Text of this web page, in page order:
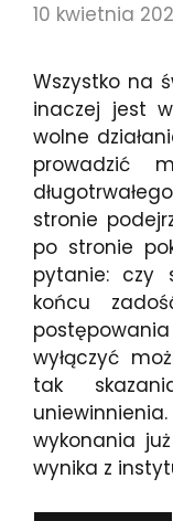
10 kwietnia
Wszystko na
inaczej jest
wolne
prowadzić
stronie
po stronie
pytanie: czy
końcu
wyłączyć
tak
wykonania
wynika z